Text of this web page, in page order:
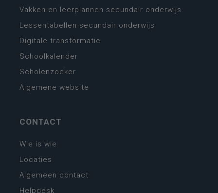
Vakken en leerplannen secundair onderwijs
Lessentabellen secundair onderwijs
Digitale transformatie
Schoolkalender
Scholenzoeker
Algemene website
CONTACT
Wie is wie
Locaties
Algemeen contact
Helpdesk